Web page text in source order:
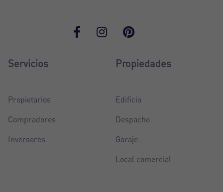
Servicios
Propietarios
Compradores
Inversores
Propiedades
Edificio
Despacho
Garaje
Local comercial